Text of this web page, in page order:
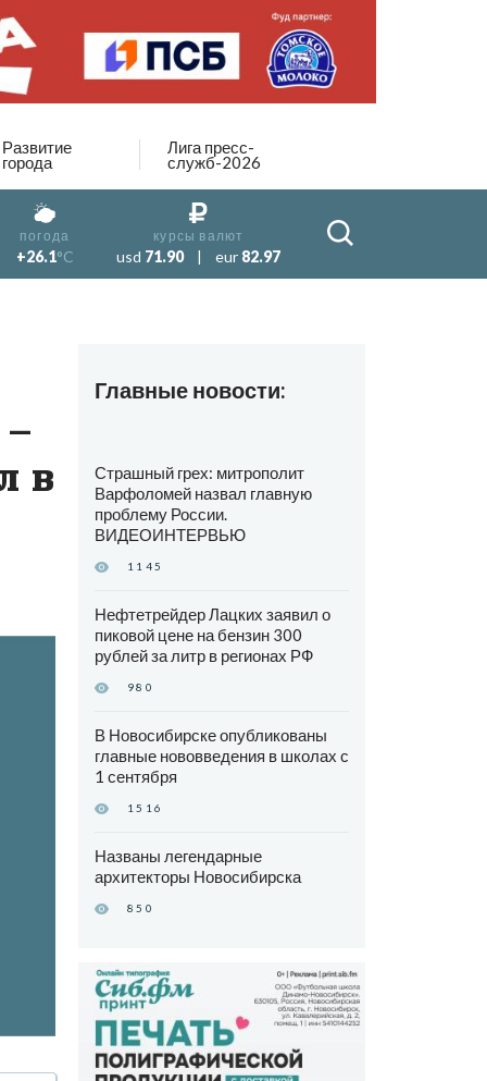
Развитие
города
Лига пресс-
служб-2026
погода
+26.1°C
курсы валют
usd 71.90 | eur 82.97
в
Главные новости:
Страшный грех: митрополит
Варфоломей назвал главную
проблему России.
ВИДЕОИНТЕРВЬЮ
1145
Нефтетрейдер Лацких заявил о
пиковой цене на бензин 300
рублей за литр в регионах РФ
980
В Новосибирске опубликованы
главные нововведения в школах с
1 сентября
1516
Названы легендарные
архитекторы Новосибирска
850